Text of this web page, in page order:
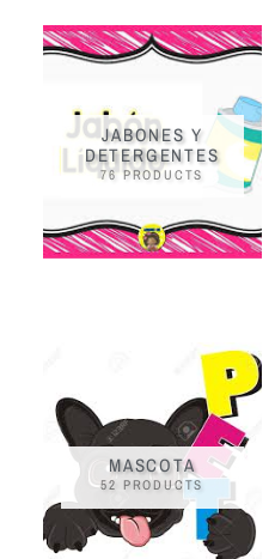
JABONES Y
DETERGENTES
76 PRODUCTS
MASCOTA
52 PRODUCTS